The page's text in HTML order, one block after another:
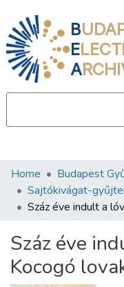
B
E
A
Communities &
All of DSpace
About us
Home Budapest
Sajtókivágat-
Száz éve
Kocogó